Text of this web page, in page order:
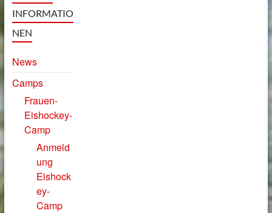
INFORMATIO
NEN
News
Camps
Frauen-
Eishockey-
Camp
Anmeld
ung
Eishock
ey-
Camp